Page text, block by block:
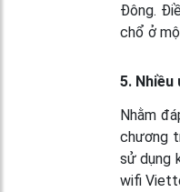
Đông.
chổ ở
5. Nhiều
Nhằm
chương
sử dụng
wifi